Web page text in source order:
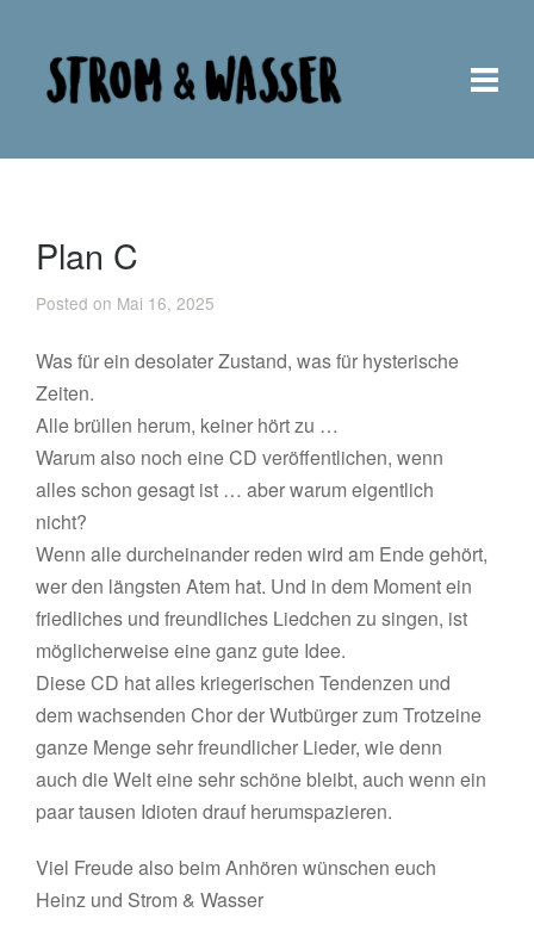
Plan C
Posted on Mai 16, 2025
Was für ein desolater Zustand, was für hysterische
Zeiten.
Alle brüllen herum, keiner hört zu …
Warum also noch eine CD veröffentlichen, wenn
alles schon gesagt ist … aber warum eigentlich
nicht?
Wenn alle durcheinander reden wird am Ende gehört,
wer den längsten Atem hat. Und in dem Moment ein
friedliches und freundliches Liedchen zu singen, ist
möglicherweise eine ganz gute Idee.
Diese CD hat alles kriegerischen Tendenzen und
dem wachsenden Chor der Wutbürger zum Trotzeine
ganze Menge sehr freundlicher Lieder, wie denn
auch die Welt eine sehr schöne bleibt, auch wenn ein
paar tausen Idioten drauf herumspazieren.
Viel Freude also beim Anhören wünschen euch
Heinz und Strom & Wasser